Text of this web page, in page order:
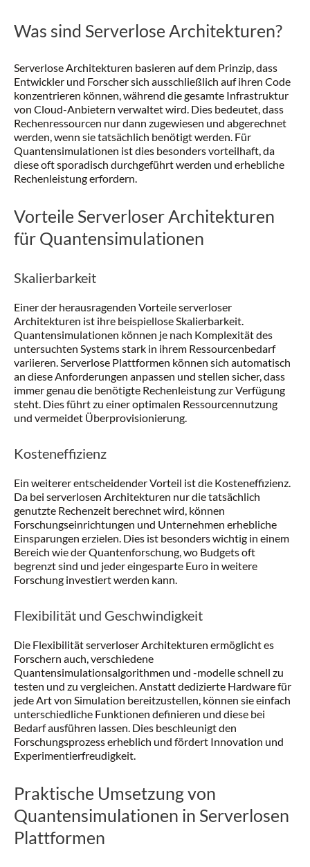
Was sind Serverlose Architekturen?
Serverlose Architekturen basieren auf dem Prinzip, dass
Entwickler und Forscher sich ausschließlich auf ihren Code
konzentrieren können, während die gesamte Infrastruktur
von Cloud-Anbietern verwaltet wird. Dies bedeutet, dass
Rechenressourcen nur dann zugewiesen und abgerechnet
werden, wenn sie tatsächlich benötigt werden. Für
Quantensimulationen ist dies besonders vorteilhaft, da
diese oft sporadisch durchgeführt werden und erhebliche
Rechenleistung erfordern.
Vorteile Serverloser Architekturen
für Quantensimulationen
Skalierbarkeit
Einer der herausragenden Vorteile serverloser
Architekturen ist ihre beispiellose Skalierbarkeit.
Quantensimulationen können je nach Komplexität des
untersuchten Systems stark in ihrem Ressourcenbedarf
variieren. Serverlose Plattformen können sich automatisch
an diese Anforderungen anpassen und stellen sicher, dass
immer genau die benötigte Rechenleistung zur Verfügung
steht. Dies führt zu einer optimalen Ressourcennutzung
und vermeidet Überprovisionierung.
Kosteneffizienz
Ein weiterer entscheidender Vorteil ist die Kosteneffizienz.
Da bei serverlosen Architekturen nur die tatsächlich
genutzte Rechenzeit berechnet wird, können
Forschungseinrichtungen und Unternehmen erhebliche
Einsparungen erzielen. Dies ist besonders wichtig in einem
Bereich wie der Quantenforschung, wo Budgets oft
begrenzt sind und jeder eingesparte Euro in weitere
Forschung investiert werden kann.
Flexibilität und Geschwindigkeit
Die Flexibilität serverloser Architekturen ermöglicht es
Forschern auch, verschiedene
Quantensimulationsalgorithmen und -modelle schnell zu
testen und zu vergleichen. Anstatt dedizierte Hardware für
jede Art von Simulation bereitzustellen, können sie einfach
unterschiedliche Funktionen definieren und diese bei
Bedarf ausführen lassen. Dies beschleunigt den
Forschungsprozess erheblich und fördert Innovation und
Experimentierfreudigkeit.
Praktische Umsetzung von
Quantensimulationen in Serverlosen
Plattformen